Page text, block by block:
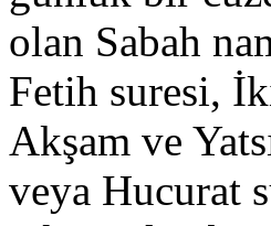
olan Sabah
Fetih suresi,
Akşam ve
veya Hucurat